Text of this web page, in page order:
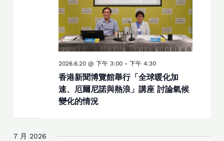
香港新聞博覽館舉行「全球暖化加
速、厄爾尼諾與熱浪」講座 討論氣候
變化的情況
2026.6.20 @ 下午 3:00- 下午 4:30
7 月 2026